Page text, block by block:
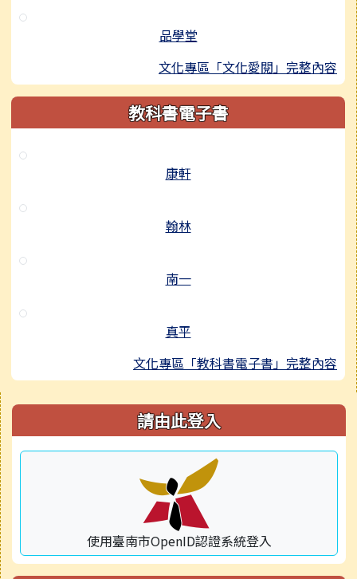
品學堂
文化專區「文化愛閱」完整內容
教科書電子書
康軒
翰林
南一
真平
文化專區「教科書電子書」完整內容
右邊區域內容 請由此登入
使用臺南市OpenID認證系統登入